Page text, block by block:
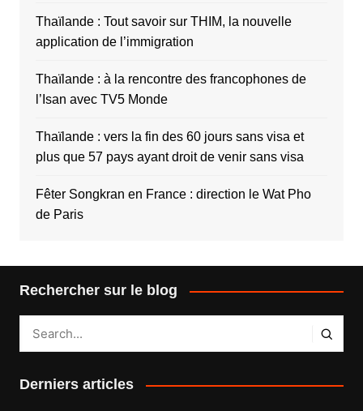
Thaïlande : Tout savoir sur THIM, la nouvelle
application de l’immigration
Thaïlande : à la rencontre des francophones de
l’Isan avec TV5 Monde
Thaïlande : vers la fin des 60 jours sans visa et
plus que 57 pays ayant droit de venir sans visa
Fêter Songkran en France : direction le Wat Pho
de Paris
Rechercher sur le blog
Derniers articles